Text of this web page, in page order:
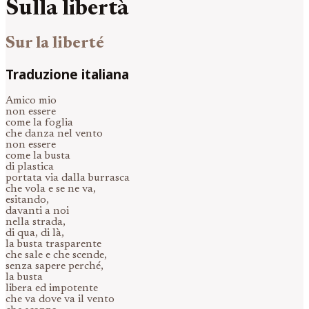
Sulla libertà
Sur la liberté
Traduzione italiana
Amico mio
non essere
come la foglia
che danza nel vento
non essere
come la busta
di plastica
portata via dalla burrasca
che vola e se ne va,
esitando,
davanti a noi
nella strada,
di qua, di là,
la busta trasparente
che sale e che scende,
senza sapere perché,
la busta
libera ed impotente
che va dove va il vento